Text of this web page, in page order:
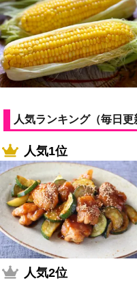
人気ランキング（毎日更
人気1位
人気2位